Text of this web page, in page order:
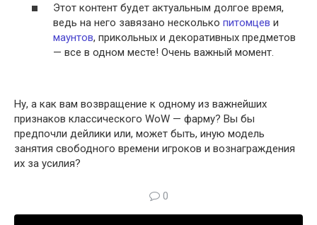
Этот контент будет актуальным долгое время,
ведь на него завязано несколько питомцев и
маунтов, прикольных и декоративных предметов
— все в одном месте! Очень важный момент.
Ну, а как вам возвращение к одному из важнейших
признаков классического WoW — фарму? Вы бы
предпочли дейлики или, может быть, иную модель
занятия свободного времени игроков и вознаграждения
их за усилия?
0